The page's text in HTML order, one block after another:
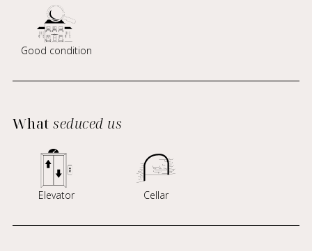
Good condition
Whatseduced us
Elevator Cellar